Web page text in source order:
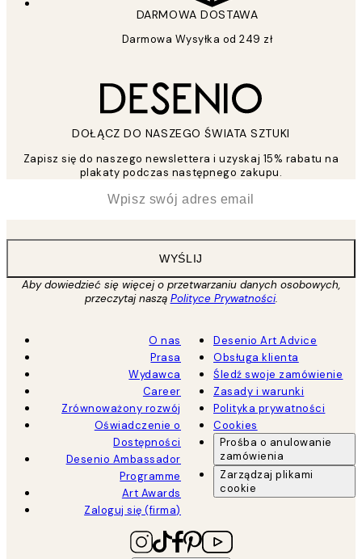
DARMOWA DOSTAWA
Darmowa Wysyłka od 249 zł
DOŁĄCZ DO NASZEGO ŚWIATA SZTUKI
Zapisz się do naszego newslettera i uzyskaj 15% rabatu na
plakaty podczas następnego zakupu.
WYŚLIJ
Aby dowiedzieć się więcej o przetwarzaniu danych osobowych,
przeczytaj naszą Polityce Prywatności.
O nas
Prasa
Wydawca
Career
Zrównoważony rozwój
Oświadczenie o
Dostępności
Desenio Ambassador
Programme
Art Awards
Zaloguj się (firma)
Desenio Art Advice
Obsługa klienta
Śledź swoje zamówienie
Zasady i warunki
Polityka prywatności
Cookies
Prośba o anulowanie
zamówienia
Zarządzaj plikami
cookie